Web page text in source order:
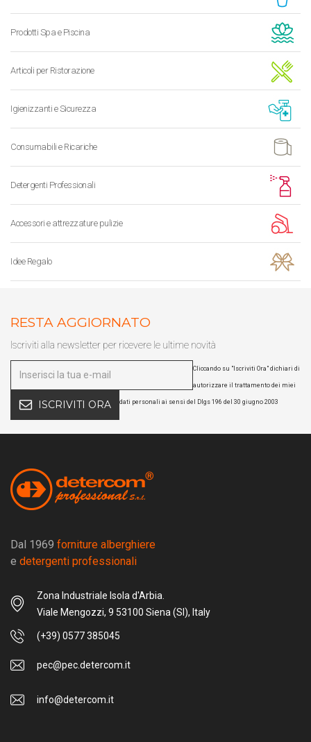
Prodotti Spa e Piscina
Articoli per Ristorazione
Igienizzanti e Sicurezza
Consumabili e Ricariche
Detergenti Professionali
Accessori e attrezzature pulizie
Idee Regalo
RESTA AGGIORNATO
Iscriviti alla newsletter per ricevere le ultime novità
ISCRIVITI ORA
Cliccando su "Iscriviti Ora" dichiari di
autorizzare il trattamento dei miei
dati personali ai sensi del Dlgs 196 del 30 giugno 2003
Dal 1969 forniture alberghiere
e detergenti professionali
Zona Industriale Isola d'Arbia.
Viale Mengozzi, 9 53100 Siena (SI), Italy
(+39) 0577 385045
pec@pec.detercom.it
info@detercom.it